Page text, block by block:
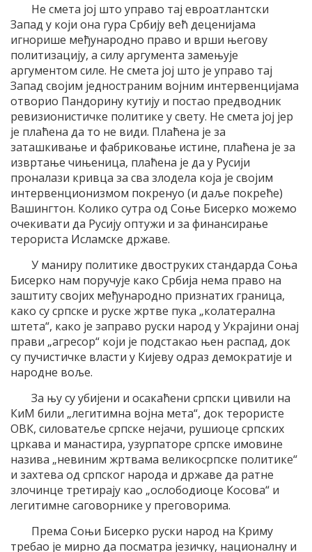
Не смета јој што управо тај евроатлантски
Запад у који она гура Србију већ деценијама
игнорише међународно право и врши његову
политизацију, а силу аргумента замењује
аргументом силе. Не смета јој што је управо тај
Запад својим једностраним војним интервенцијама
отворио Пандорину кутију и постао предводник
ревизионистичке политике у свету. Не смета јој јер
је плаћена да то не види. Плаћена је за
заташкивање и фабриковање истине, плаћена је за
извртање чињеница, плаћена је да у Русији
проналази кривца за сва злодела која је својим
интервенционизмом покренуо (и даље покреће)
Вашингтон. Колико сутра од Соње Бисерко можемо
очекивати да Русију оптужи и за финансирање
терориста Исламске државе.
У маниру политике двоструких стандарда Соња
Бисерко нам поручује како Србија нема право на
заштиту својих међународно признатих граница,
како су српске и руске жртве пука „колатерална
штета“, како је заправо руски народ у Украјини онај
прави „агресор“ који је подстакао њен распад, док
су пучистичке власти у Кијеву одраз демократије и
народне воље.
За њу су убијени и осакаћени српски цивили на
КиМ били „легитимна војна мета“, док терористе
ОВК, силоватеље српске нејачи, рушиоце српских
цркава и манастира, узурпаторе српске имовине
назива „невиним жртвама великосрпске политике“
и захтева од српског народа и државе да ратне
злочинце третирају као „ослободиоце Косова“ и
легитимне саговорнике у преговорима.
Према Соњи Бисерко руски народ на Криму
требао је мирно да посматра језичку, националну и